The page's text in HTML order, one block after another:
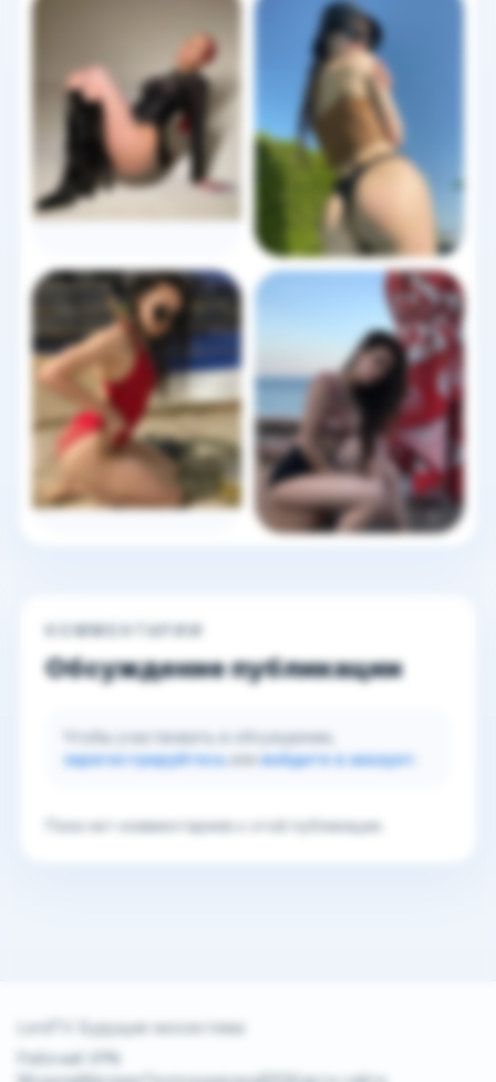
КОММЕНТАРИИ
Обсуждение публикации
Чтобы участвовать в обсуждении,
зарегистрируйтесьиливойдите в аккаунт
Пока нет комментариев к этой публикации.
LordTV. Будущая экосистема
Рабочий VPN